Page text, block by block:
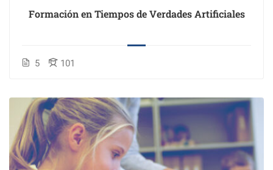
Formación en Tiempos de Verdades Artificiales
5 101